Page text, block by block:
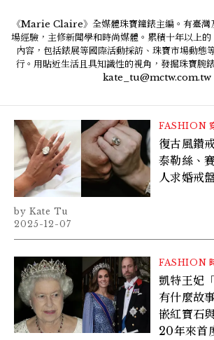
《Marie Claire》全媒體珠寶鐘錶主編。有臺灣
場經驗，主修新聞學和時尚媒體。累積十年以上
內容，包括錶展等國際活動採訪、珠寶市場動態
行。用貼近生活且具知識性的視角，發掘珠寶腕
kate_tu@mctw.com.tw
FASHION
復古風鑽
泰勒絲、
人求婚戒
Kate Tu
2025-12-07
FASHION
凱特王妃
有什麼故
嵌紅寶石
20年來首